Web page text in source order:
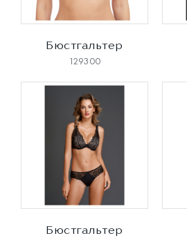
Бюстгальтер
129300
Бюстгальтер